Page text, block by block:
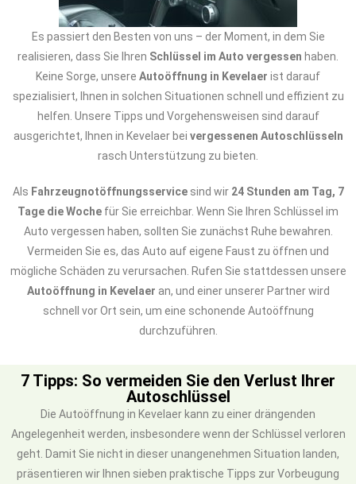
Es passiert den Besten von uns – der Moment, in dem Sie
realisieren, dass Sie Ihren Schlüssel im Auto vergessen haben.
Keine Sorge, unsere Autoöffnung in Kevelaer ist darauf
spezialisiert, Ihnen in solchen Situationen schnell und effizient zu
helfen. Unsere Tipps und Vorgehensweisen sind darauf
ausgerichtet, Ihnen in Kevelaer bei vergessenen Autoschlüsseln
rasch Unterstützung zu bieten.
Als Fahrzeugnotöffnungsservicesind wir 24 Stunden am Tag, 7
Tage die Woche für Sie erreichbar. Wenn Sie Ihren Schlüssel im
Auto vergessen haben, sollten Sie zunächst Ruhe bewahren.
Vermeiden Sie es, das Auto auf eigene Faust zu öffnen und
mögliche Schäden zu verursachen. Rufen Sie stattdessen unsere
Autoöffnung in Kevelaer an, und einer unserer Partner wird
schnell vor Ort sein, um eine schonende Autoöffnung
durchzuführen.
7 Tipps: So vermeiden Sie den Verlust Ihrer
Autoschlüssel
Die Autoöffnung in Kevelaer kann zu einer drängenden
Angelegenheit werden, insbesondere wenn der Schlüssel verloren
geht. Damit Sie nicht in dieser unangenehmen Situation landen,
präsentieren wir Ihnen sieben praktische Tipps zur Vorbeugung